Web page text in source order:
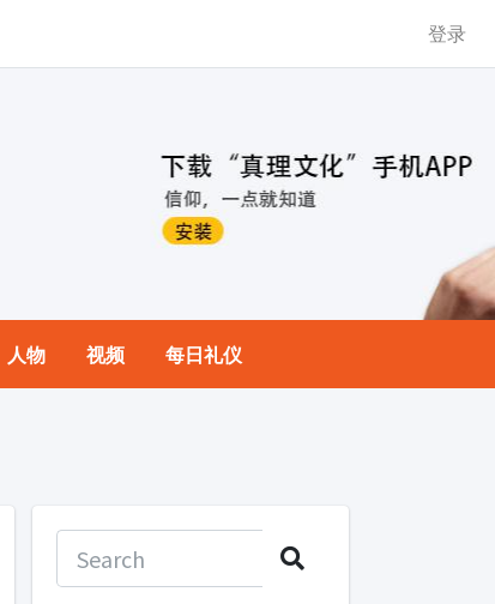
登录
人物 视频 每日礼仪